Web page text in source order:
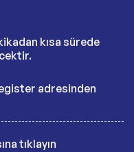
kısa sürede
adresinden
tıklayın